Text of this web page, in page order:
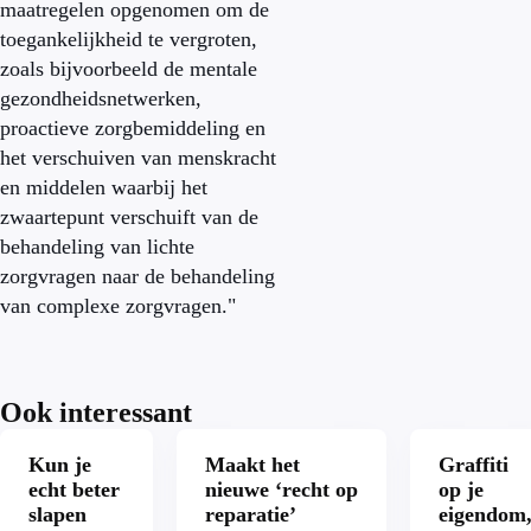
maatregelen opgenomen om de
toegankelijkheid te vergroten,
zoals bijvoorbeeld de mentale
gezondheidsnetwerken,
proactieve zorgbemiddeling en
het verschuiven van menskracht
en middelen waarbij het
zwaartepunt verschuift van de
behandeling van lichte
zorgvragen naar de behandeling
van complexe zorgvragen."
Ook interessant
Kun je
echt beter
slapen
Maakt het
nieuwe ‘recht op
reparatie’
Graffiti
op je
eigendom,